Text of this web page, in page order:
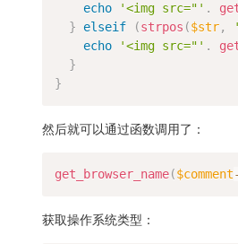
echo
'<img src="' .
}
elseif (strpos ($str,
echo
'<img src="' .
}
}
然后就可以通过函数调用了：
get_browser_name($comment-
获取操作系统类型：